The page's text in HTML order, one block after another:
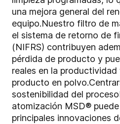
una mejora general del
equipo.Nuestro filtro de
el sistema de retorno de
(NIFRS) contribuyen
pérdida de producto y
reales en la
producto en polvo.
sostenibilidad del proceso
atomización MSD®
principales innovaciones